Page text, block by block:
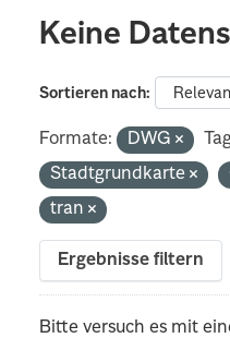
Keine
Sortieren nach
Formate: DWG
Stadtgrundkarte
tran
Ergebnisse filtern
Bitte versuch es mit